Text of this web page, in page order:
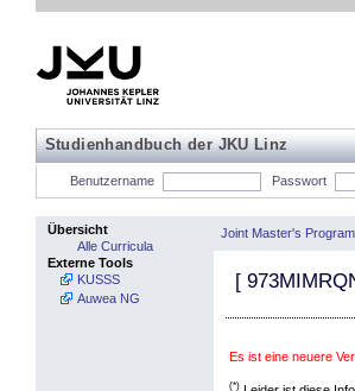
Studienhandbuch der JKU Linz
Benutzername Passwort
Übersicht
Alle Curricula
Externe Tools
KUSSS
Auwea NG
Joint Master's
[
Es ist eine neuere
(*)